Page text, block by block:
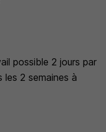
possible 2 jours par
les 2 semaines à